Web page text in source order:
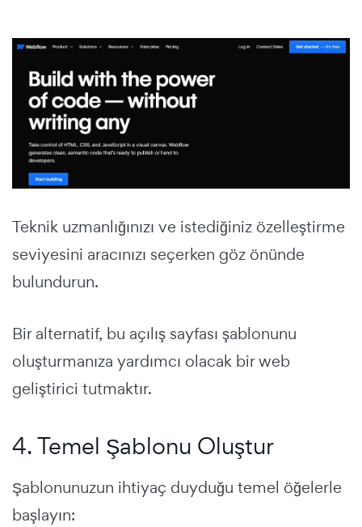
Teknik uzmanlığınızı ve istediğiniz özelleştirme
seviyesini aracınızı seçerken göz önünde
bulundurun.
Bir alternatif, bu açılış sayfası şablonunu
oluşturmanıza yardımcı olacak bir web
geliştirici tutmaktır.
4. Temel Şablonu Oluştur
Şablonunuzun ihtiyaç duyduğu temel öğelerle
başlayın: